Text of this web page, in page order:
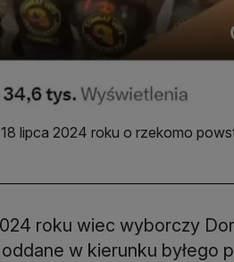
lipca 2024 roku o rzekomo
tłumić "ewentualne niepokoje
roku wiec wyborczy
oddane w kierunku byłego